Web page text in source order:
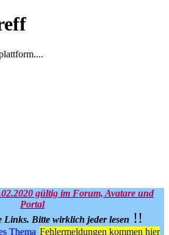
gültig im Forum, Avatare und
Portal
Links. Bitte wirklich jeder lesen !!
Thema Fehlermeldungen kommen hier